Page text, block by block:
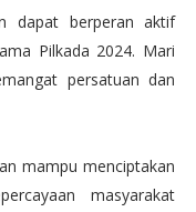
dapat berperan aktif
Pilkada 2024. Mari
persatuan dan
mampu menciptakan
masyarakat